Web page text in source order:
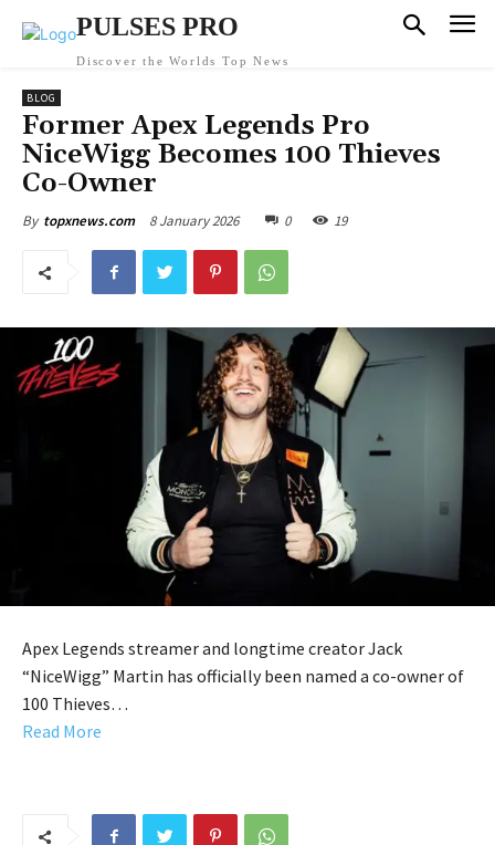
PULSES PRO
Discover the Worlds Top News
BLOG
Former Apex Legends Pro
NiceWigg Becomes 100 Thieves
Co-Owner
By topxnews.com 8 January 2026 0 19
Apex Legends streamer and longtime creator Jack
“NiceWigg” Martin has officially been named a co-owner of
100 Thieves…
Read More